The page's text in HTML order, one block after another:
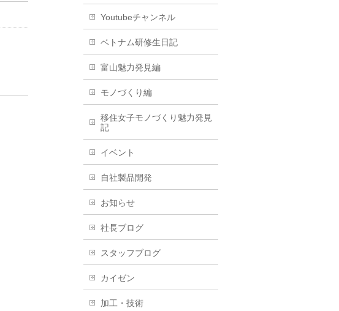
Youtubeチャンネル
ベトナム研修生日記
富山魅力発見編
モノづくり編
移住女子モノづくり魅力発見
記
イベント
自社製品開発
お知らせ
社長ブログ
スタッフブログ
カイゼン
加工・技術